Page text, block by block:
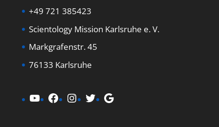
+49 721 385423
Scientology Mission Karlsruhe e. V.
Markgrafenstr. 45
76133 Karlsruhe
YouTube
Facebook
Instagram
TwitterGoogle